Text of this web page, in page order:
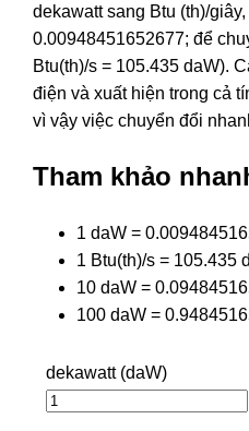
dekawatt sang Btu (th)/
0.00948451652677; để
Btu(th)/s = 105.435 daW).
điện và xuất hiện trong cả
vì vậy việc chuyển đổi
Tham khảo
1 daW =
1 Btu(th)/s = 105.435
10 daW =
100 daW =
dekawatt (daW)